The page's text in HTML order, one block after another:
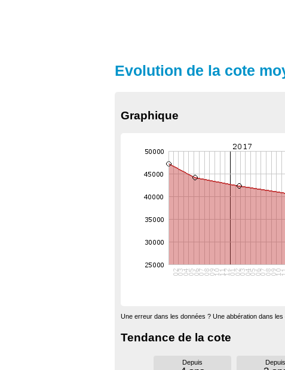
Evolution de la cote
Graphique
Une erreur dans les données ? Une abbération dans
Tendance de la cote
Depuis Depuis